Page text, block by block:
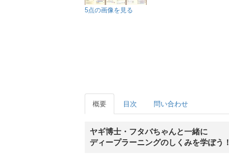
5点の画像を見る
概要 目次 問い合わせ
ヤギ博士・フタバちゃんと一緒に
ディープラーニングのしくみを学ぼう！